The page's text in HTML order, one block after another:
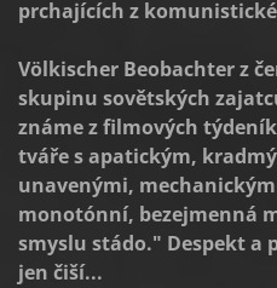
prchajících z
Völkischer Beobachter z
skupinu sovětských
známe z filmových
tváře s apatickým,
unavenými,
monotónní, bezejmenná
smyslu stádo." Despekt a
jen čiší...